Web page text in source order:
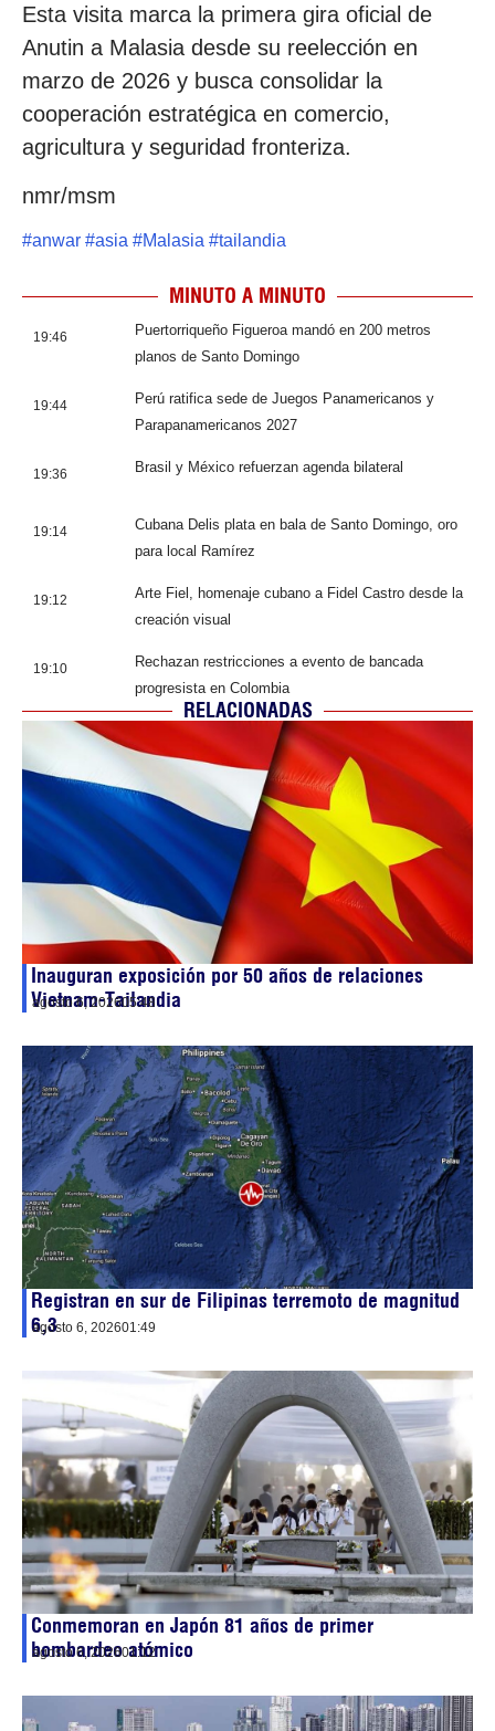
Esta visita marca la primera gira oficial de
Anutin a Malasia desde su reelección en
marzo de 2026 y busca consolidar la
cooperación estratégica en comercio,
agricultura y seguridad fronteriza.
nmr/msm
#anwar #asia #Malasia #tailandia
MINUTO A MINUTO
19:46
Puertorriqueño Figueroa mandó en 200 metros
planos de Santo Domingo
19:44
Perú ratifica sede de Juegos Panamericanos y
Parapanamericanos 2027
19:36 Brasil y México refuerzan agenda bilateral
19:14
Cubana Delis plata en bala de Santo Domingo, oro
para local Ramírez
19:12
Arte Fiel, homenaje cubano a Fidel Castro desde la
creación visual
19:10
Rechazan restricciones a evento de bancada
progresista en Colombia
RELACIONADAS
Inauguran exposición por 50 años de relaciones
Vietnam-Tailandia
agosto 6, 202605:48
Registran en sur de Filipinas terremoto de magnitud
6,3
agosto 6, 202601:49
Conmemoran en Japón 81 años de primer
bombardeo atómico
agosto 6, 202601:12